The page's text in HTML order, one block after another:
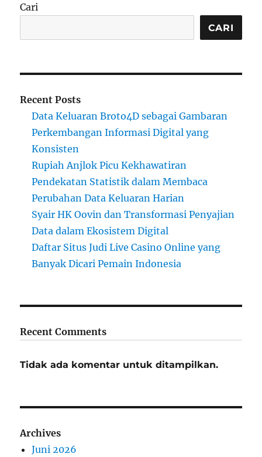
Cari
CARI
Recent Posts
Data Keluaran Broto4D sebagai Gambaran
Perkembangan Informasi Digital yang
Konsisten
Rupiah Anjlok Picu Kekhawatiran
Pendekatan Statistik dalam Membaca
Perubahan Data Keluaran Harian
Syair HK Oovin dan Transformasi Penyajian
Data dalam Ekosistem Digital
Daftar Situs Judi Live Casino Online yang
Banyak Dicari Pemain Indonesia
Recent Comments
Tidak ada komentar untuk ditampilkan.
Archives
Juni 2026